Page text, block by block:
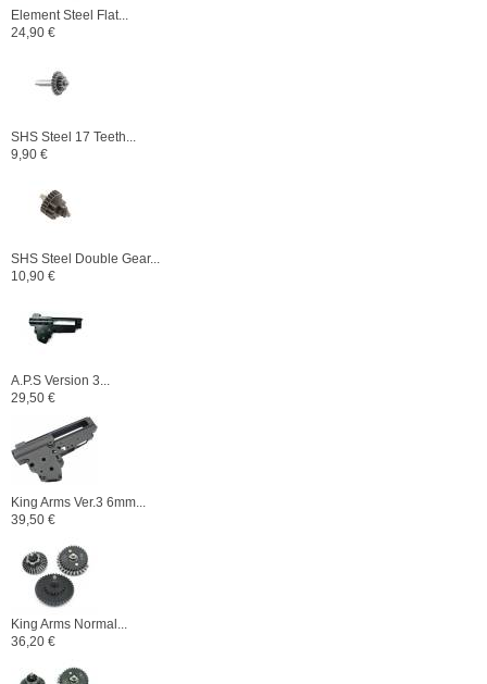
Element Steel Flat...
24,90 €
SHS Steel 17 Teeth...
9,90 €
SHS Steel Double Gear...
10,90 €
A.P.S Version 3...
29,50 €
King Arms Ver.3 6mm...
39,50 €
King Arms Normal...
36,20 €